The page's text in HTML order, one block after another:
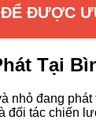
ĐƯỢC
Tại
nhỏ đang
đối tác chiến